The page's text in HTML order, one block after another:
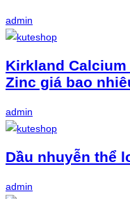
admin
Kirkland
Zinc giá bao
admin
Dầu nhuyễn thể
admin